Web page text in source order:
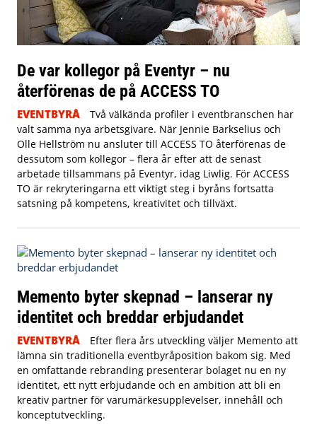
De var kollegor på Eventyr – nu
återförenas de på ACCESS TO
EVENTBYRÅ
Två välkända profiler i eventbranschen har
valt samma nya arbetsgivare. När Jennie Barkselius och
Olle Hellström nu ansluter till ACCESS TO återförenas de
dessutom som kollegor – flera år efter att de senast
arbetade tillsammans på Eventyr, idag Liwlig. För ACCESS
TO är rekryteringarna ett viktigt steg i byråns fortsatta
satsning på kompetens, kreativitet och tillväxt.
Memento byter skepnad – lanserar ny
identitet och breddar erbjudandet
EVENTBYRÅ
Efter flera års utveckling väljer Memento att
lämna sin traditionella eventbyråposition bakom sig. Med
en omfattande rebranding presenterar bolaget nu en ny
identitet, ett nytt erbjudande och en ambition att bli en
kreativ partner för varumärkesupplevelser, innehåll och
konceptutveckling.